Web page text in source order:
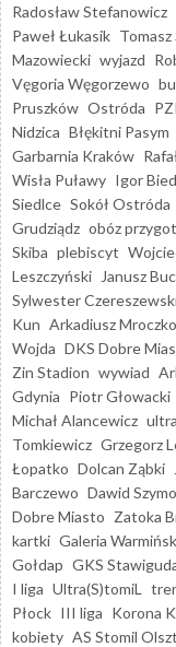
Radosław Stefanowicz
Paweł Łukasik
Mazowiecki wyjazd
Vęgoria Węgorzewo
Pruszków Ostróda
Nidzica Błękitni Pasym
Garbarnia Kraków
Wisła Puławy Igor
Siedlce Sokół Ostróda
Grudziądz obóz
Skiba plebiscyt
Leszczyński
Janusz
Sylwester
Kun Arkadiusz
Wojda DKS Dobre
Zin Stadion wywiad
Gdynia Piotr Głowacki
Michał Alancewicz
Tomkiewicz Grzegorz
Łopatko Dolcan Ząbki
Barczewo Dawid
Dobre Miasto Zatoka
kartki Galeria
Gołdap GKS
I liga Ultra(S)tomiL
Płock III liga Korona
kobiety AS Stomil